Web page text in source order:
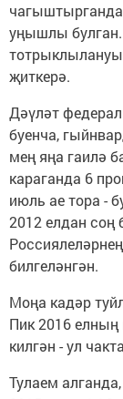
уңышлы
тотрыклылануы
җиткерә.
Дәүләт
буенча,
мең яңа гаилә
караганда 6
июль ае тора -
2012 елдан соң
билгеләнгән.
Моңа кадәр
Пик 2016
килгән - ул
Тулаем